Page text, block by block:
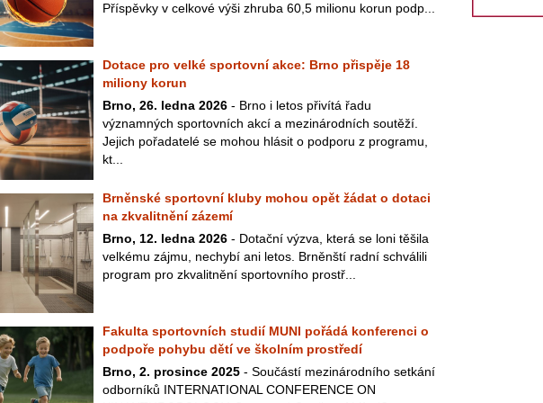
Příspěvky v celkové výši zhruba 60,5 milionu korun podp...
Dotace pro velké sportovní akce: Brno přispěje 18
miliony korun
Brno, 26. ledna 2026 - Brno i letos přivítá řadu
významných sportovních akcí a mezinárodních soutěží.
Jejich pořadatelé se mohou hlásit o podporu z programu,
kt...
Brněnské sportovní kluby mohou opět žádat o dotaci
na zkvalitnění zázemí
Brno, 12. ledna 2026 - Dotační výzva, která se loni těšila
velkému zájmu, nechybí ani letos. Brněnští radní schválili
program pro zkvalitnění sportovního prostř...
Fakulta sportovních studií MUNI pořádá konferenci o
podpoře pohybu dětí ve školním prostředí
Brno, 2. prosince 2025 - Součástí mezinárodního setkání
odborníků INTERNATIONAL CONFERENCE ON